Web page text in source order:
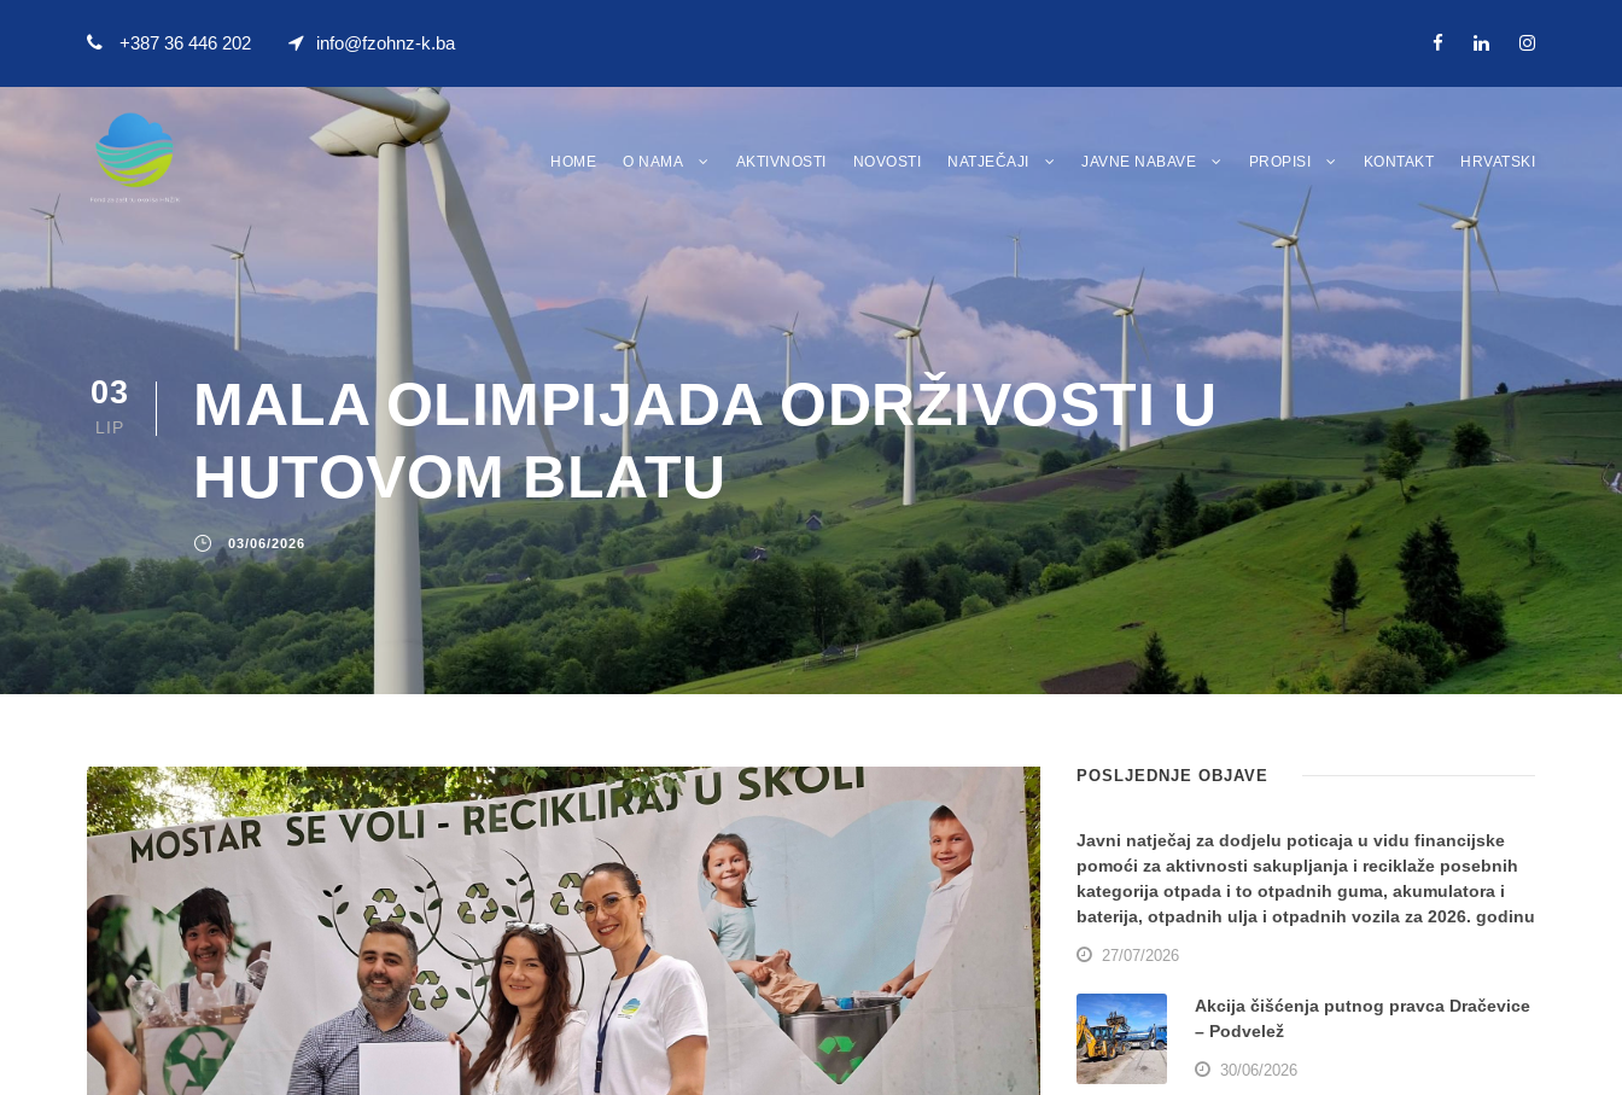
+387 36 446 202 info@fzohnz-k.ba
HOME O NAMA AKTIVNOSTI NOVOSTI NATJEČAJI JAVNE NABAVE PROPISI KONTAKT HRVATSKI
03
LIP
MALA OLIMPIJADA ODRŽIVOSTI U
HUTOVOM BLATU
03/06/2026
POSLJEDNJE OBJAVE
Javni natječaj za dodjelu poticaja u vidu financijske
pomoći za aktivnosti sakupljanja i reciklaže posebnih
kategorija otpada i to otpadnih guma, akumulatora i
baterija, otpadnih ulja i otpadnih vozila za 2026. godinu
27/07/2026
Akcija čišćenja putnog pravca Dračevice
– Podvelež
30/06/2026